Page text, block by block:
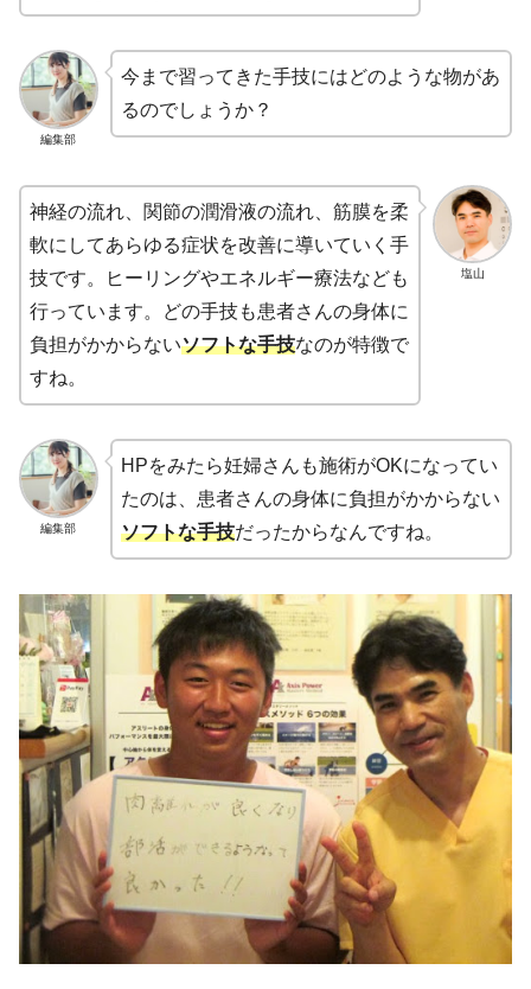
編集部
今まで習ってきた手技にはどのような物があ
るのでしょうか？
塩山
神経の流れ、関節の潤滑液の流れ、筋膜を柔
軟にしてあらゆる症状を改善に導いていく手
技です。ヒーリングやエネルギー療法なども
行っています。どの手技も患者さんの身体に
負担がかからないソフトな手技なのが特徴で
すね。
編集部
HPをみたら妊婦さんも施術がOKになってい
たのは、患者さんの身体に負担がかからない
ソフトな手技だったからなんですね。